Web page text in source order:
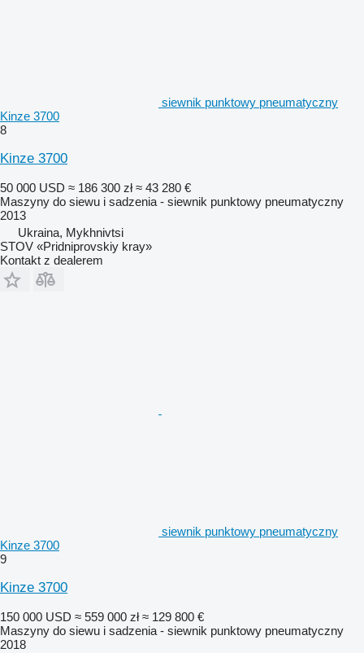
siewnik punktowy pneumatyczny
Kinze 3700
8
Kinze 3700
50 000 USD ≈ 186 300 zł ≈ 43 280 €
Maszyny do siewu i sadzenia - siewnik punktowy pneumatyczny
2013
Ukraina, Mykhnivtsi
STOV «Pridniprovskiy kray»
Kontakt z dealerem
siewnik punktowy pneumatyczny
Kinze 3700
9
Kinze 3700
150 000 USD ≈ 559 000 zł ≈ 129 800 €
Maszyny do siewu i sadzenia - siewnik punktowy pneumatyczny
2018